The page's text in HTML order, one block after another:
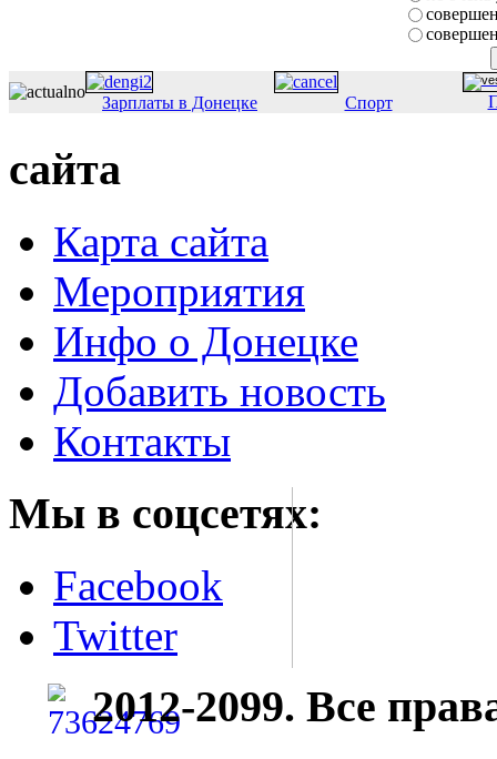
Зарплаты в Донецке Спорт
сайта
Карта сайта
Мероприятия
Инфо о Донецке
Добавить новость
Контакты
Мы в соцсетях:
Facebook
Twitter
2012-2099. Все